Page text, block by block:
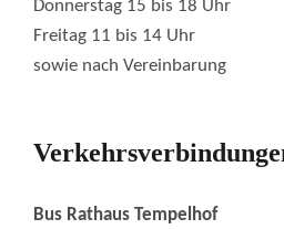
Donnerstag 15 bis 18 Uhr
Freitag 11 bis 14 Uhr
sowie nach Vereinbarung
Bus Rathaus Tempelhof